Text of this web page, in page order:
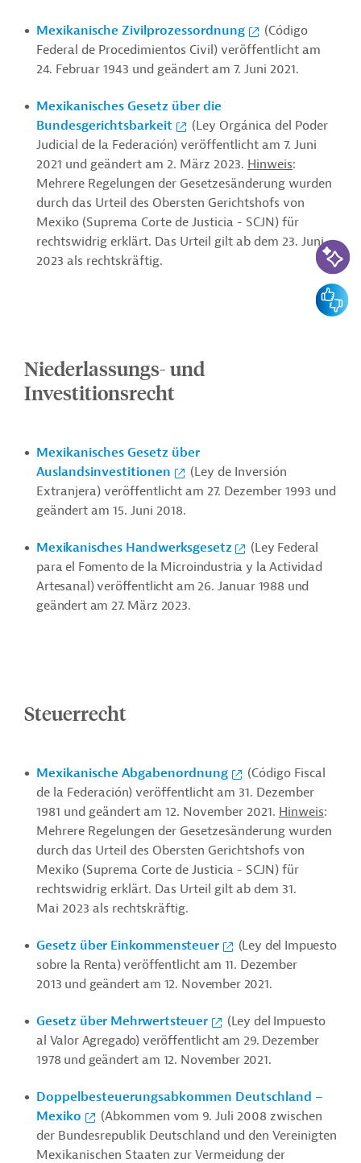
Mexikanische Zivilprozessordnung
(Código
Federal de Procedimientos Civil) veröffentlicht am
24. Februar 1943 und geändert am 7. Juni 2021.
Mexikanisches Gesetz über die
Bundesgerichtsbarkeit
(Ley Orgánica del Poder
Judicial de la Federación) veröffentlicht am 7. Juni
2021 und geändert am 2. März 2023. Hinweis:
Mehrere Regelungen der Gesetzesänderung wurden
durch das Urteil des Obersten Gerichtshofs von
Mexiko (Suprema Corte de Justicia - SCJN) für
rechtswidrig erklärt. Das Urteil gilt ab dem 23. Juni
2023 als rechtskräftig.
Niederlassungs- und
Investitionsrecht
Mexikanisches Gesetz über
Auslandsinvestitionen
(Ley de Inversión
Extranjera) veröffentlicht am 27. Dezember 1993 und
geändert am 15. Juni 2018.
Mexikanisches Handwerksgesetz
(Ley Federal
para el Fomento de la Microindustria y la Actividad
Artesanal) veröffentlicht am 26. Januar 1988 und
geändert am 27. März 2023.
Steuerrecht
Mexikanische Abgabenordnung
(Código Fiscal
de la Federación) veröffentlicht am 31. Dezember
1981 und geändert am 12. November 2021. Hinweis:
Mehrere Regelungen der Gesetzesänderung wurden
durch das Urteil des Obersten Gerichtshofs von
Mexiko (Suprema Corte de Justicia - SCJN) für
rechtswidrig erklärt. Das Urteil gilt ab dem 31.
Mai 2023 als rechtskräftig.
Gesetz über Einkommensteuer
(Ley del Impuesto
sobre la Renta) veröffentlicht am 11. Dezember
2013 und geändert am 12. November 2021.
Gesetz über Mehrwertsteuer
(Ley del Impuesto
al Valor Agregado) veröffentlicht am 29. Dezember
1978 und geändert am 12. November 2021.
Doppelbesteuerungsabkommen Deutschland –
Mexiko
(Abkommen vom 9. Juli 2008 zwischen
der Bundesrepublik Deutschland und den Vereinigten
Mexikanischen Staaten zur Vermeidung der
KI-